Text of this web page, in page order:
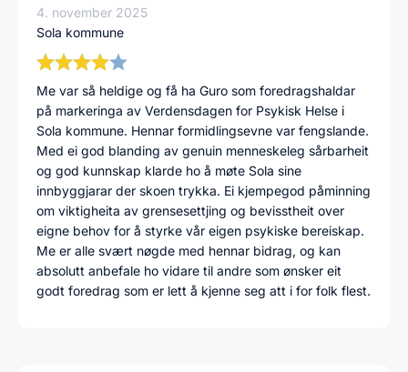
4. november 2025
Sola kommune
Me var så heldige og få ha Guro som foredragshaldar
på markeringa av Verdensdagen for Psykisk Helse i
Sola kommune. Hennar formidlingsevne var fengslande.
Med ei god blanding av genuin menneskeleg sårbarheit
og god kunnskap klarde ho å møte Sola sine
innbyggjarar der skoen trykka. Ei kjempegod påminning
om viktigheita av grensesettjing og bevisstheit over
eigne behov for å styrke vår eigen psykiske bereiskap.
Me er alle svært nøgde med hennar bidrag, og kan
absolutt anbefale ho vidare til andre som ønsker eit
godt foredrag som er lett å kjenne seg att i for folk flest.